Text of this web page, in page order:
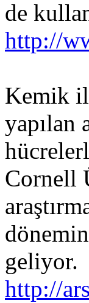
de
http://
Kemik
yapılan
Cornell
geliyor.
http://